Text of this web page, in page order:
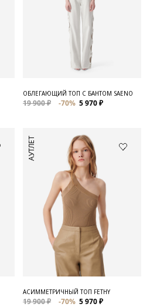
ОБЛЕГАЮЩИЙ ТОП С БАНТОМ SAENO
19 900 ₽ -70% 5 970 ₽
АУТЛЕТ
АСИММЕТРИЧНЫЙ ТОП FETHY
19 900 ₽ -70% 5 970 ₽